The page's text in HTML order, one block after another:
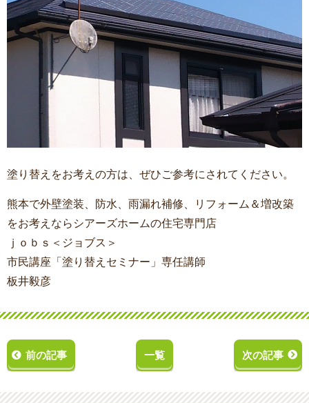
塗り替えをお考えの方は、ぜひご参考にされてください。
熊本で外壁塗装、防水、雨漏れ補修、リフォーム＆増改築
をお考えならシアーズホームの住宅専門店
ｊｏｂｓ＜ジョブス＞
市民講座「塗り替えセミナー」専任講師
板井毅彦
前の記事 一覧 次の記事